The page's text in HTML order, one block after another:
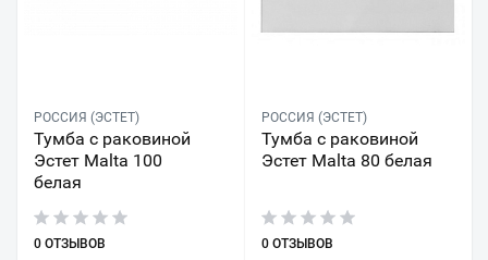
РОССИЯ (ЭСТЕТ)
Тумба с раковиной
Эстет Malta 100
белая
0 ОТЗЫВОВ
РОССИЯ (ЭСТЕТ)
Тумба с раковиной
Эстет Malta 80 белая
0 ОТЗЫВОВ